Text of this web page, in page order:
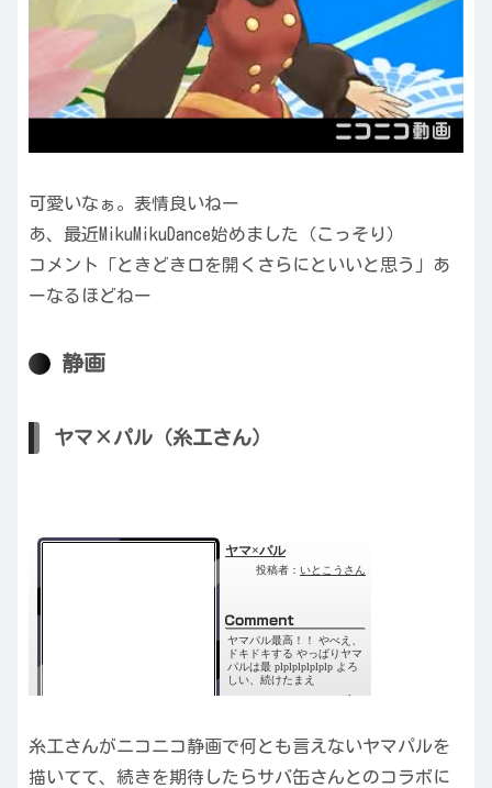
可愛いなぁ。表情良いねー
あ、最近MikuMikuDance始めました（こっそり）
コメント「ときどき口を開くさらにといいと思う」あ
ーなるほどねー
静画
ヤマ×パル（糸工さん）
糸工さんがニコニコ静画で何とも言えないヤマパルを
描いてて、続きを期待したらサバ缶さんとのコラボに